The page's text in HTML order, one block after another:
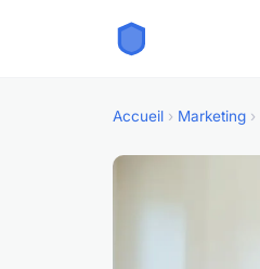
Accueil › Marketing ›